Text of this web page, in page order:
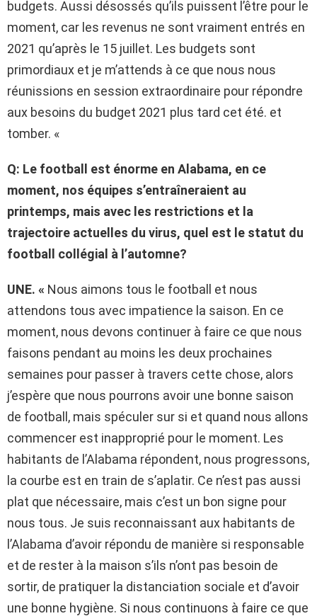
budgets. Aussi désossés qu’ils puissent l’être pour le
moment, car les revenus ne sont vraiment entrés en
2021 qu’après le 15 juillet. Les budgets sont
primordiaux et je m’attends à ce que nous nous
réunissions en session extraordinaire pour répondre
aux besoins du budget 2021 plus tard cet été. et
tomber. «
Q: Le football est énorme en Alabama, en ce
moment, nos équipes s’entraîneraient au
printemps, mais avec les restrictions et la
trajectoire actuelles du virus, quel est le statut du
football collégial à l’automne?
UNE. « Nous aimons tous le football et nous
attendons tous avec impatience la saison. En ce
moment, nous devons continuer à faire ce que nous
faisons pendant au moins les deux prochaines
semaines pour passer à travers cette chose, alors
j’espère que nous pourrons avoir une bonne saison
de football, mais spéculer sur si et quand nous allons
commencer est inapproprié pour le moment. Les
habitants de l’Alabama répondent, nous progressons,
la courbe est en train de s’aplatir. Ce n’est pas aussi
plat que nécessaire, mais c’est un bon signe pour
nous tous. Je suis reconnaissant aux habitants de
l’Alabama d’avoir répondu de manière si responsable
et de rester à la maison s’ils n’ont pas besoin de
sortir, de pratiquer la distanciation sociale et d’avoir
une bonne hygiène. Si nous continuons à faire ce que